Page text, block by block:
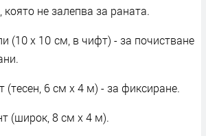
не залепва за раната.
(10 x 10 см, в чифт) - за почистване
(тесен, 6 см x 4 м) - за фиксиране.
(широк, 8 см x 4 м).